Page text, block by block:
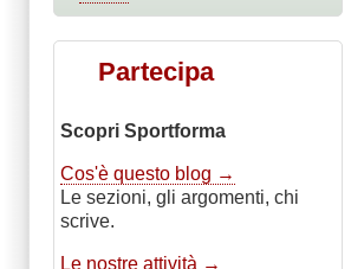
Partecipa
Scopri Sportforma
Cos'è questo blog →
Le sezioni, gli argomenti, chi
scrive.
Le nostre attività →